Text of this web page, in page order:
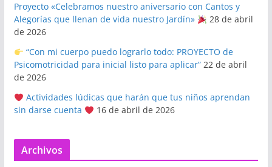
Proyecto «Celebramos nuestro aniversario con Cantos y
Alegorías que llenan de vida nuestro Jardín»
28 de abril
de 2026
“Con mi cuerpo puedo lograrlo todo: PROYECTO de
Psicomotricidad para inicial listo para aplicar” 22 de abril
de 2026
Actividades lúdicas que harán que tus niños aprendan
sin darse cuenta
16 de abril de 2026
Archivos